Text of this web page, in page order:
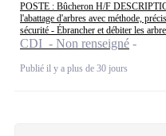
POSTE : Bûcheron H/F
l'abattage d'arbres avec méthode,
sécurité - Ébrancher et débiter les
CDI - Non renseigné
Publié il y a plus de 30 jours